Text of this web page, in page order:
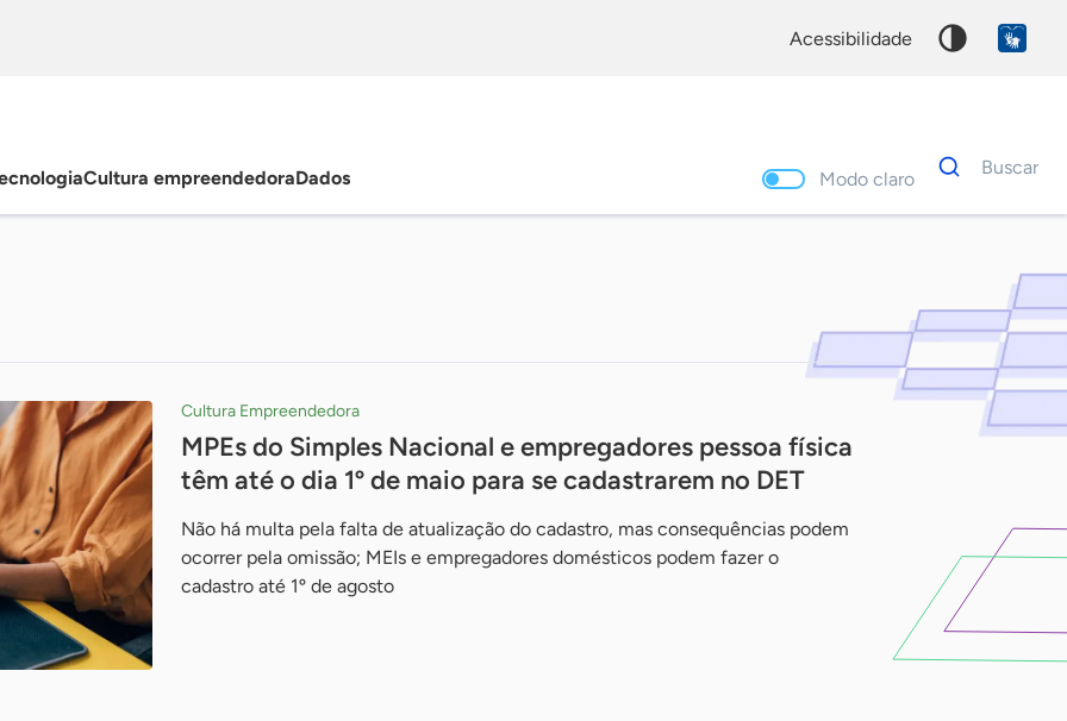
acessibilidade
Cultura empreendedoraDados Modo claro
Dados
para
Buscar
Cultura Empreendedora
MPEs do Simples Nacional e empregadores pessoa física
têm até o dia 1º de maio para se cadastrarem no DET
Não há multa pela falta de atualização do cadastro, mas consequências podem
ocorrer pela omissão; MEIs e empregadores domésticos podem fazer o
cadastro até 1º de agosto